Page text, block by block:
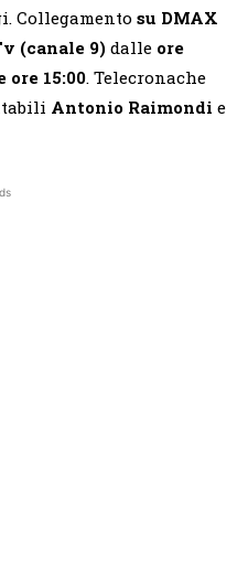
Collegamento su DMAX
(canale 9) dalle ore
ore 15:00. Telecronache
Antonio Raimondi e